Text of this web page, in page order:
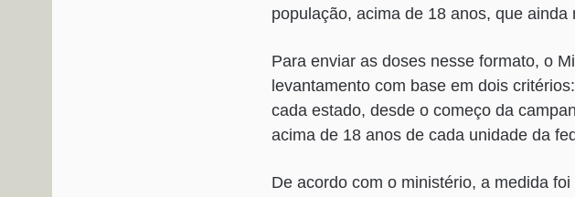
população, acima de 18 anos, que
Para enviar as doses nesse formato, o
levantamento com base em dois
cada estado, desde o começo da
acima de 18 anos de cada unidade da
De acordo com o ministério, a medida